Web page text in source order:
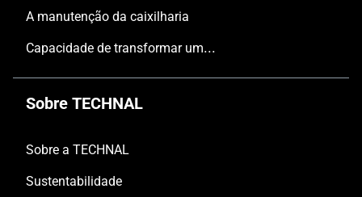
A manutenção da caixilharia
Capacidade de transformar uma tipologia tradicional, convencional, num espaço inspirador.
Sobre TECHNAL
Sobre a TECHNAL
Sustentabilidade